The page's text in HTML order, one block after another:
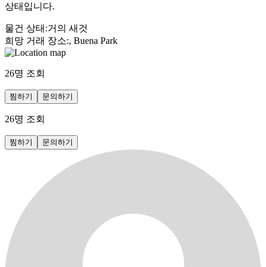
상태입니다.
물건 상태 :거의 새것
희망 거래 장소:, Buena Park
26명 조회
찜하기 문의하기
26명 조회
찜하기 문의하기